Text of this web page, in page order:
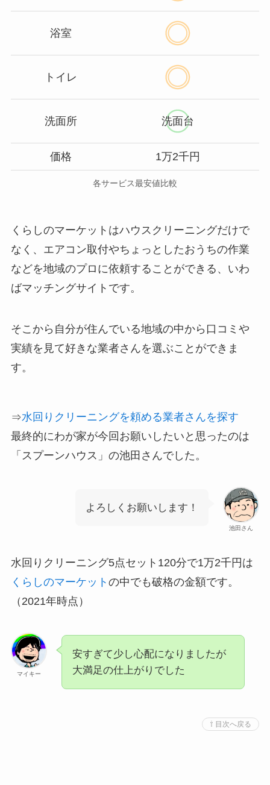
浴室
トイレ
洗面所 洗面台
価格 1万2千円
各サービス最安値比較
くらしのマーケットはハウスクリーニングだけで
なく、エアコン取付やちょっとしたおうちの作業
などを地域のプロに依頼することができる、いわ
ばマッチングサイトです。
そこから自分が住んでいる地域の中から口コミや
実績を見て好きな業者さんを選ぶことができま
す。
⇒水回りクリーニングを頼める業者さんを探す
最終的にわが家が今回お願いしたいと思ったのは
「スプーンハウス」の池田さんでした。
池田さん
よろしくお願いします！
水回りクリーニング5点セット120分で1万2千円は
くらしのマーケット の中でも破格の金額です。
（2021年時点）
マイキー
安すぎて少し心配になりましたが
大満足の仕上がりでした
⇧ 目次へ戻る